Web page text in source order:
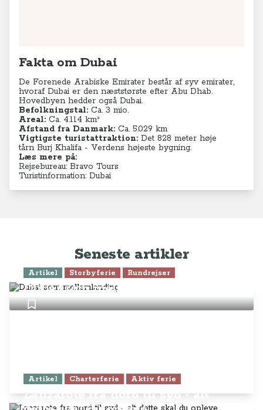
Fakta om Dubai
De Forenede Arabiske Emirater består af syv emirater,
hvoraf Dubai er den næststørste efter Abu Dhab.
Hovedbyen hedder også Dubai.
Befolkningstal: Ca. 3 mio.
Areal: Ca. 4.114 km²
Afstand fra Danmark: Ca. 5.029 km
Vigtigste turistattraktion: Det 828 meter høje
tårn Burj Khalifa - Verdens højeste bygning.
Læs mere på:
Rejsebureau: Bravo Tours
Turistinformation: Dubai
Seneste artikler
Artikel Storbyferie Rundrejser
Dubai som mellemlanding
Artikel Charterferie Aktiv ferie
Lanzarote fra nord til syd - alt